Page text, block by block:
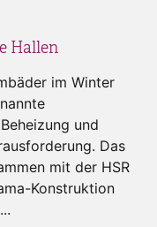
Hallen
im Winter
und
Das
mit der HSR
Konstruktion